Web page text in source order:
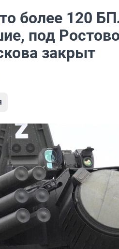
более 120
под
закрыт